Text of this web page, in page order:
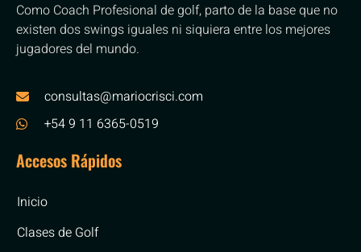
Como Coach Profesional de golf, parto de la base que no
existen dos swings iguales ni siquiera entre los mejores
jugadores del mundo.
consultas@mariocrisci.com
+54 9 11 6365-0519
Accesos Rápidos
Inicio
Clases de Golf